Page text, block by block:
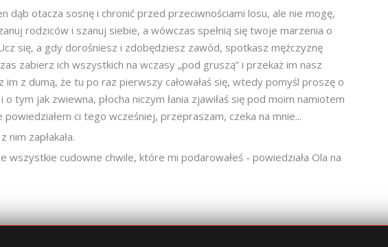
dąb otacza sosnę i chronić przed przeciwnościami losu, ale nie mogę,
rodziców i szanuj siebie, a wówczas spełnią się twoje marzenia o
się, a gdy dorośniesz i zdobędziesz zawód, spotkasz mężczyznę
zabierz ich wszystkich na wczasy „pod gruszą” i przekaż im nasz
z dumą, że tu po raz pierwszy całowałaś się, wtedy pomyśl proszę o
tym jak zwiewna, płocha niczym łania zjawiłaś się pod moim namiotem
ci tego wcześniej, przepraszam, czeka na mnie...
zapłakała.
wszystkie cudowne chwile, które mi podarowałeś - powiedziała Ola na